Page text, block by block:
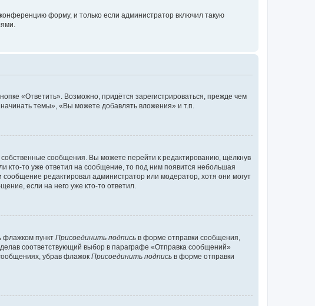
форму, и только если администратор включил такую
«Ответить». Возможно, придётся зарегистрироваться, прежде чем
темы», «Вы можете добавлять вложения» и т.п.
сообщения. Вы можете перейти к редактированию, щёлкнув
кто-то уже ответил на сообщение, то под ним появится небольшая
редактировал администратор или модератор, хотя они могут
если на него уже кто-то ответил.
флажком пункт Присоединить подпись в форме отправки сообщения,
соответствующий выбор в параграфе «Отправка сообщений»
убрав флажок Присоединить подпись в форме отправки